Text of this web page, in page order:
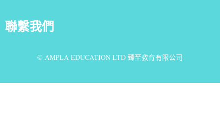
聯繫我們
© AMPLA EDUCATION LTD 臻至教育有限公司